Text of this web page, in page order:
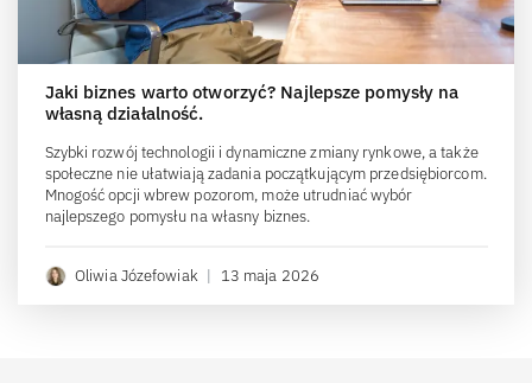
Jaki biznes warto otworzyć? Najlepsze pomysły na
własną działalność.
Szybki rozwój technologii i dynamiczne zmiany rynkowe, a także
społeczne nie ułatwiają zadania początkującym przedsiębiorcom.
Mnogość opcji wbrew pozorom, może utrudniać wybór
najlepszego pomysłu na własny biznes.
Oliwia Józefowiak | 13 maja 2026